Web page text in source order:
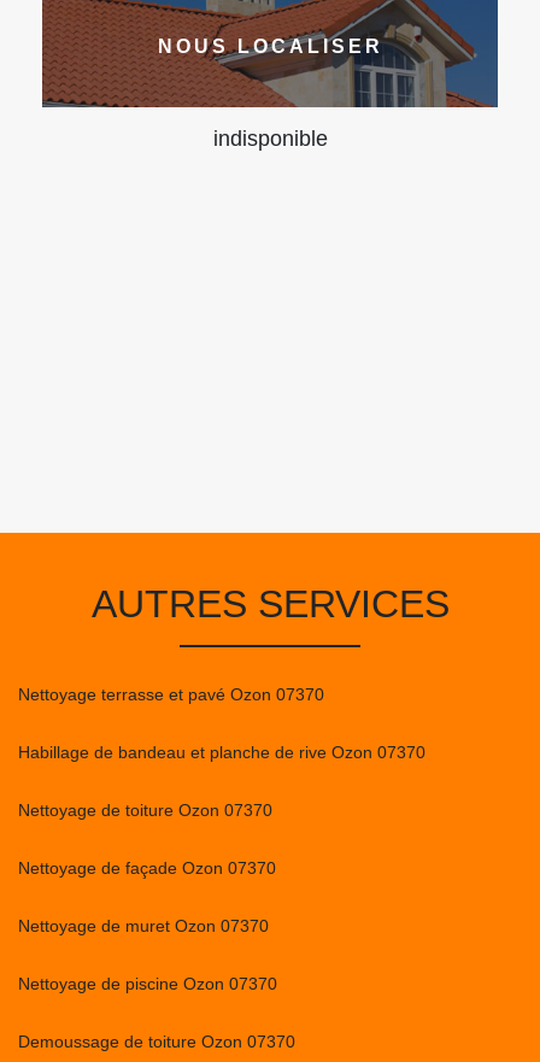
NOUS LOCALISER
indisponible
AUTRES SERVICES
Nettoyage terrasse et pavé Ozon 07370
Habillage de bandeau et planche de rive Ozon 07370
Nettoyage de toiture Ozon 07370
Nettoyage de façade Ozon 07370
Nettoyage de muret Ozon 07370
Nettoyage de piscine Ozon 07370
Demoussage de toiture Ozon 07370